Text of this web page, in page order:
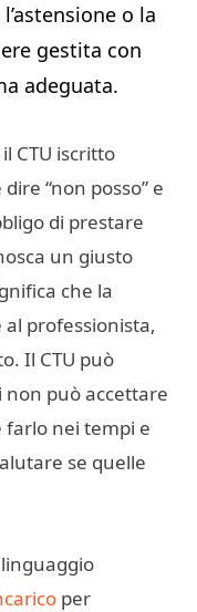
o la
gestita con
adeguata.
CTU iscritto
“non posso” e
di prestare
un giusto
che la
professionista,
Il CTU può
può accettare
farlo nei tempi e
se quelle
per